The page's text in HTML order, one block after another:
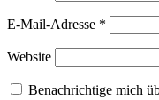
E-Mail-Adresse *
Website
Benachrichtige mich